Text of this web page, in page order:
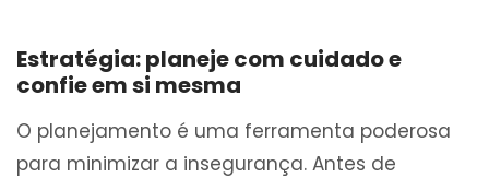
Estratégia: planeje com cuidado e
confie em si mesma
O planejamento é uma ferramenta poderosa
para minimizar a insegurança. Antes de